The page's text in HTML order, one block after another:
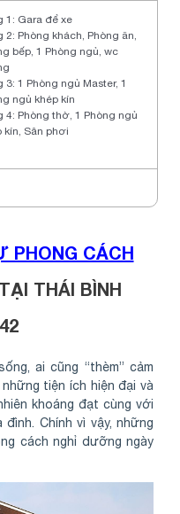
1: Gara để xe
2: Phòng khách, Phòng ăn,
bếp, 1 Phòng ngủ, wc
3: 1 Phòng ngủ Master, 1
ngủ khép kín
4: Phòng thờ, 1 Phòng ngủ
kín, Sân phơi
PHONG CÁCH
THÁI BÌNH
ai cũng “thèm” cảm
tiện ích hiện đại và
khoáng đạt cùng với
Chính vì vậy, những
cách nghỉ dưỡng ngày